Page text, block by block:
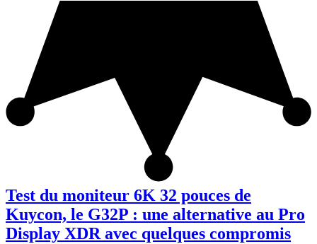
Test du moniteur 6K 32 pouces de
Kuycon, le G32P : une alternative au Pro
Display XDR avec quelques compromis